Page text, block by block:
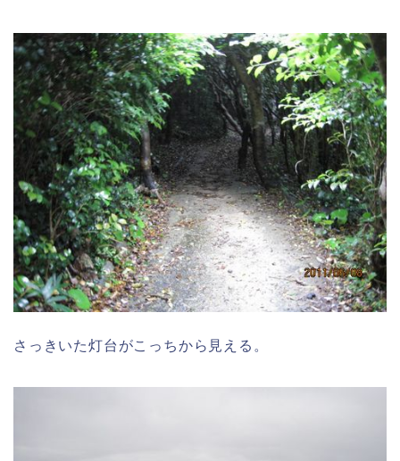
さっきいた灯台がこっちから見える。